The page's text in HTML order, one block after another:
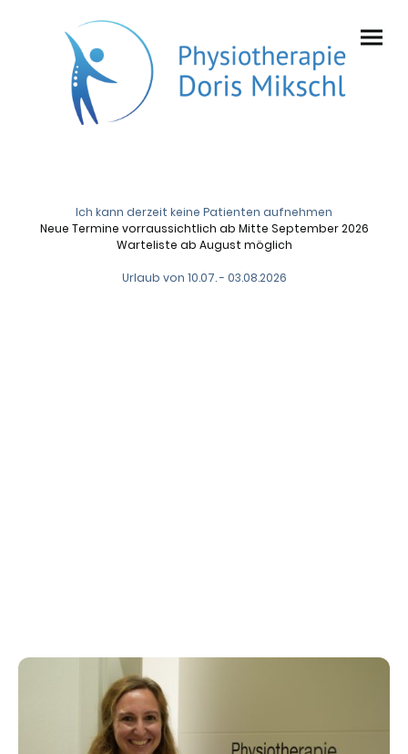
Ich kann derzeit keine Patienten aufnehmen
Neue Termine vorraussichtlich ab Mitte September 2026
Warteliste ab August möglich
Urlaub von 10.07. - 03.08.2026